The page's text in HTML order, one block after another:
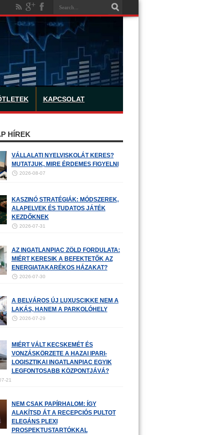
KAPCSOLAT
HÍREK
VÁLLALATI NYELVISKOLÁT KERES?
MUTATJUK, MIRE ÉRDEMES FIGYELNI
2026-08-07
KASZINÓ STRATÉGIÁK: MÓDSZEREK,
ALAPELVEK ÉS TUDATOS JÁTÉK
KEZDŐKNEK
2026-07-31
AZ INGATLANPIAC ZÖLD FORDULATA:
MIÉRT KERESIK A BEFEKTETŐK AZ
ENERGIATAKARÉKOS HÁZAKAT?
2026-07-30
A BELVÁROS ÚJ LUXUSCIKKE NEM A
LAKÁS, HANEM A PARKOLÓHELY
2026-07-29
MIÉRT VÁLT KECSKEMÉT ÉS
VONZÁSKÖRZETE A HAZAI IPARI-
LOGISZTIKAI INGATLANPIAC EGYIK
LEGFONTOSABB KÖZPONTJÁVÁ?
21
NEM CSAK PAPÍRHALOM: ÍGY
ALAKÍTSD ÁT A RECEPCIÓS PULTOT
ELEGÁNS PLEXI
PROSPEKTUSTARTÓKKAL